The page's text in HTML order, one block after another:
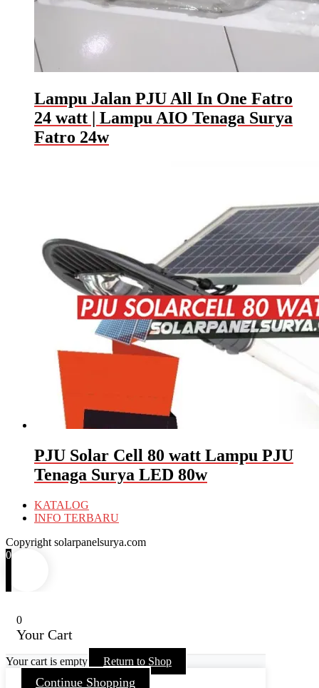
Lampu Jalan PJU All In One Fatro
24 watt | Lampu AIO Tenaga Surya
Fatro 24w
PJU Solar Cell 80 watt Lampu PJU
Tenaga Surya LED 80w
KATALOG
INFO TERBARU
Copyright solarpanelsurya.com
0
0
Your Cart
Your cart is empty Return to Shop
Continue Shopping